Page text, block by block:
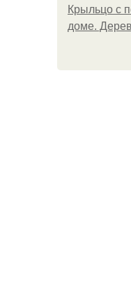
Крыльцо с
доме.